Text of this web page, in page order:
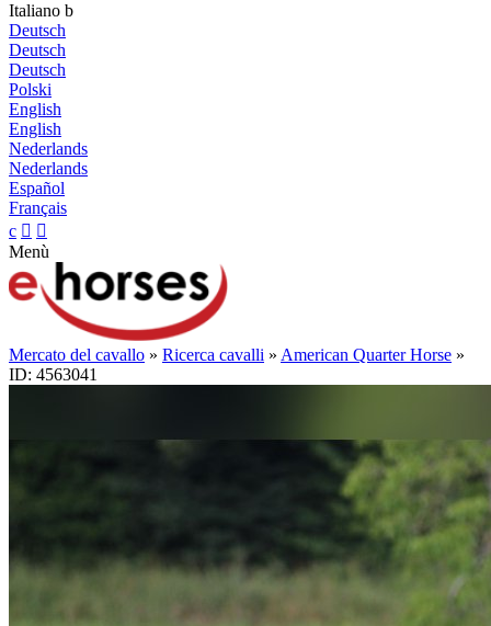
Italiano b
Deutsch
Deutsch
Deutsch
Polski
English
English
Nederlands
Nederlands
Español
Français
c  
Menù
Mercato del cavallo » Ricerca cavalli » American Quarter Horse »
ID: 4563041